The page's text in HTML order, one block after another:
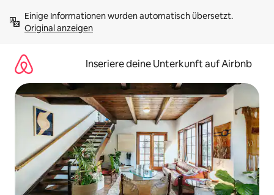
Inhalten
springenOriginal anzeigen
Inseriere deine Unterkunft auf Airbnb